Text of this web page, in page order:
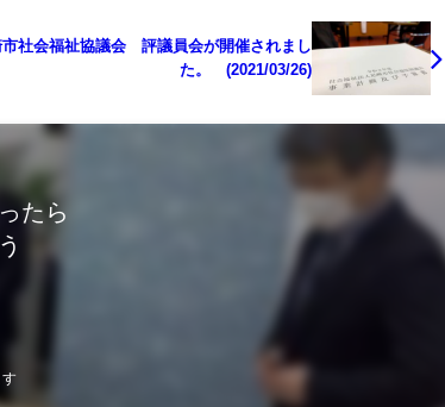
市社会福祉協議会 評議員会が開催されまし
た。 (2021/03/26)
たら
す